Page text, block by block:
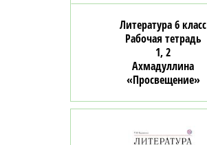
Литература 6 класс
Рабочая тетрадь
1, 2
Ахмадуллина
«Просвещение»